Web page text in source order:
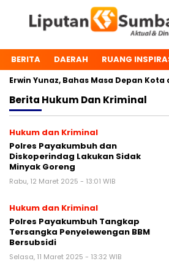
BERITA DAERAH RUANG
Yunaz, Bahas Masa Depan Kota
Berita Hukum Dan Kriminal
Hukum dan Kriminal
Polres Payakumbuh dan
Diskoperindag Lakukan Sidak
Minyak Goreng
Rabu, 12 Maret 2025 - 13:01 WIB
Hukum dan Kriminal
Polres Payakumbuh Tangkap
Tersangka Penyelewengan BBM
Bersubsidi
Selasa, 11 Maret 2025 - 13:32 WIB